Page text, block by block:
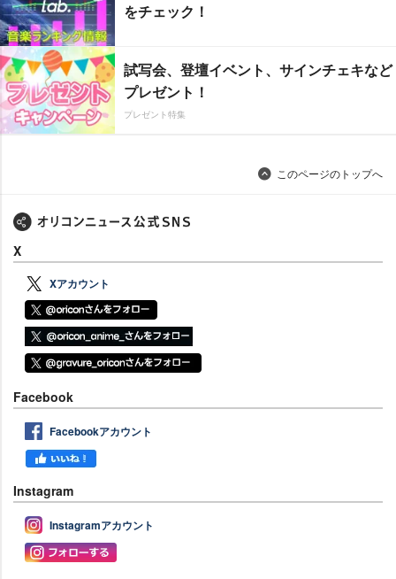
をチェック！
試写会、登壇イベント、サインチェキなど
プレゼント！
プレゼント特集
このページのトップへ
X
Xアカウント
Facebook
Facebookアカウント
Instagram
Instagramアカウント